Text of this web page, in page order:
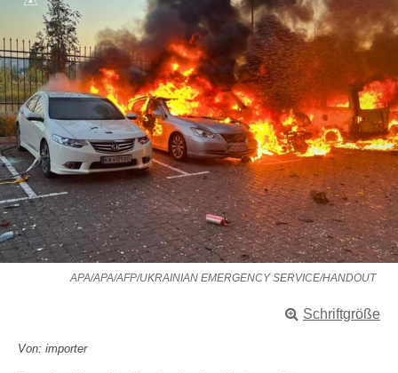
APA/APA/AFP/UKRAINIAN EMERGENCY SERVICE/HANDOUT
Schriftgröße
Von: importer